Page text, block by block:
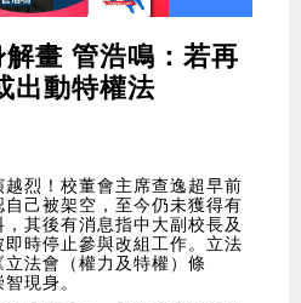
畫 管浩鳴：若再
出動特權法
烈！校董會主席查逸超早前
己被架空，至今仍未獲得有
其後有消息指中大副校長及
時停止參與改組工作。立法
法會（權力及特權）條
現身。